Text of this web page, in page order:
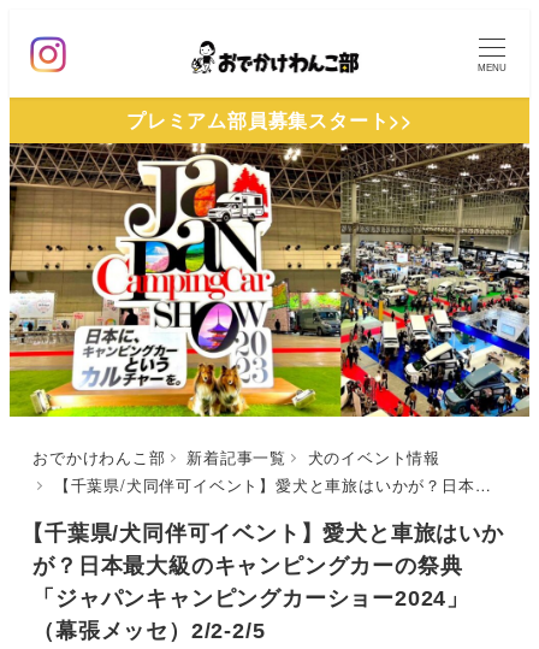
ン
ン
テ
ン
ツ
へ
移
動
MENU
プレミアム部員募集スタート>>
おでかけわんこ部 新着記事一覧
犬のイベント情報
【千葉県/犬同伴可イベント】愛犬と車旅はいかが？日本最大級のキャンピングカーの祭典「ジャパンキャンピングカーショー2024」（幕張メッセ）2/2-2/5
【千葉県/犬同伴可イベント】愛犬と車旅はいか
が？日本最大級のキャンピングカーの祭典
「ジャパンキャンピングカーショー2024」
（幕張メッセ）2/2-2/5